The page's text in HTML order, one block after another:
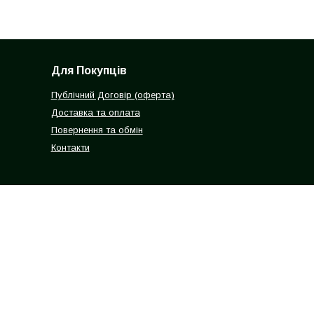
Для Покупців
Публічний Договір (оферта)
Доставка та оплата
Повернення та обмін
Контакти